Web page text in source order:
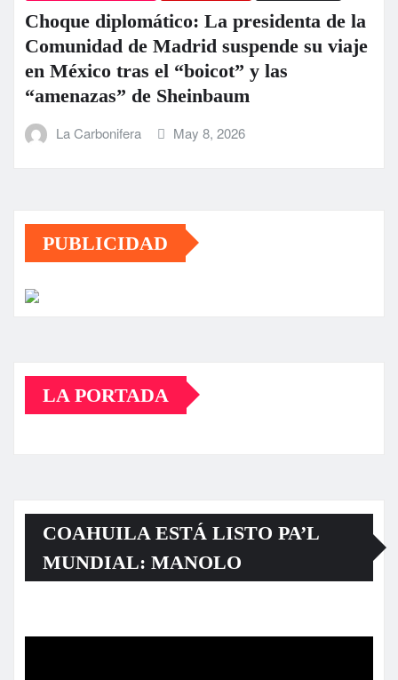
Choque diplomático: La presidenta de la
Comunidad de Madrid suspende su viaje
en México tras el “boicot” y las
“amenazas” de Sheinbaum
La Carbonifera May 8, 2026
PUBLICIDAD
LA PORTADA
COAHUILA ESTÁ LISTO PA’L
MUNDIAL: MANOLO